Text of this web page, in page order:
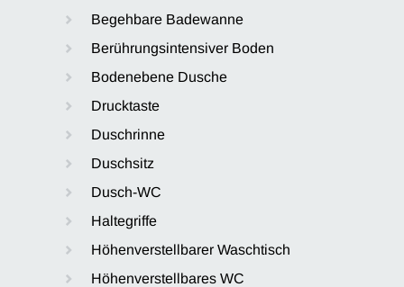
Begehbare Badewanne
Berührungsintensiver Boden
Bodenebene Dusche
Drucktaste
Duschrinne
Duschsitz
Dusch-WC
Haltegriffe
Höhenverstellbarer Waschtisch
Höhenverstellbares WC